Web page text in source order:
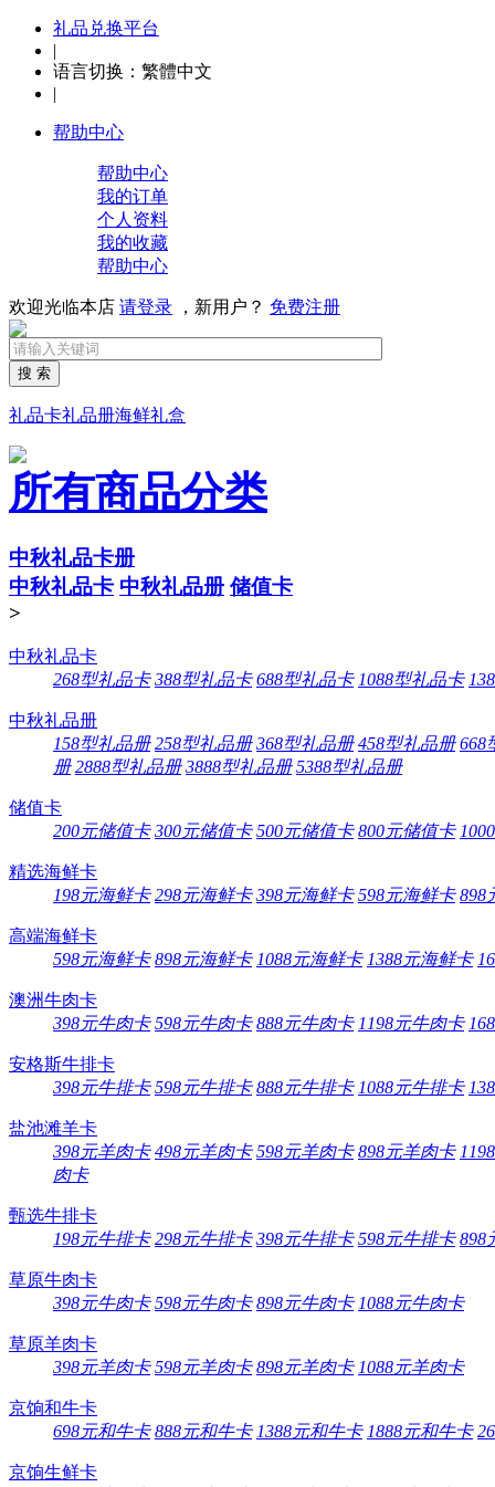
礼品兑换平台
|
语言切换： 繁體中文
|
帮助中心
帮助中心
我的订单
个人资料
我的收藏
帮助中心
欢迎光临本店 请登录 ，新用户？ 免费注册
搜 索
礼品卡礼品册海鲜礼盒
所有商品分类
中秋礼品卡册
中秋礼品卡 中秋礼品册 储值卡
>
中秋礼品卡
268型礼品卡 388型礼品卡 688型礼品卡 1088型礼品卡
中秋礼品册
158型礼品册 258型礼品册 368型礼品册 458型礼品册 668
册 2888型礼品册 3888型礼品册 5388型礼品册
储值卡
200元储值卡 300元储值卡 500元储值卡 800元储值卡
精选海鲜卡
198元海鲜卡 298元海鲜卡 398元海鲜卡 598元海鲜卡 898
高端海鲜卡
598元海鲜卡 898元海鲜卡 1088元海鲜卡 1388元海鲜卡
澳洲牛肉卡
398元牛肉卡 598元牛肉卡 888元牛肉卡 1198元牛肉卡
安格斯牛排卡
398元牛排卡 598元牛排卡 888元牛排卡 1088元牛排卡
盐池滩羊卡
398元羊肉卡 498元羊肉卡 598元羊肉卡 898元羊肉卡
肉卡
甄选牛排卡
198元牛排卡 298元牛排卡 398元牛排卡 598元牛排卡 898
草原牛肉卡
398元牛肉卡 598元牛肉卡 898元牛肉卡 1088元牛肉卡
草原羊肉卡
398元羊肉卡 598元羊肉卡 898元羊肉卡 1088元羊肉卡
京饷和牛卡
698元和牛卡 888元和牛卡 1388元和牛卡 1888元和牛卡
京饷生鲜卡